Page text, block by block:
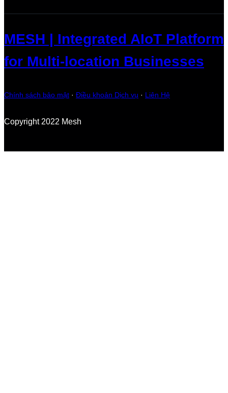
MESH | Integrated AIoT Platform
for Multi-location Businesses
Chính sách bảo mật · Điều khoản Dịch vụ · Liên Hệ
Copyright 2022 Mesh